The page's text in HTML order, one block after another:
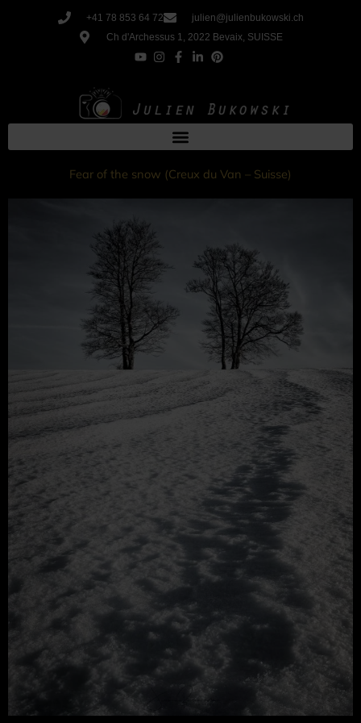
+41 78 853 64 72
julien@julienbukowski.ch
Ch d'Archessus 1, 2022 Bevaix, SUISSE
Fear of the snow (Creux du Van – Suisse)